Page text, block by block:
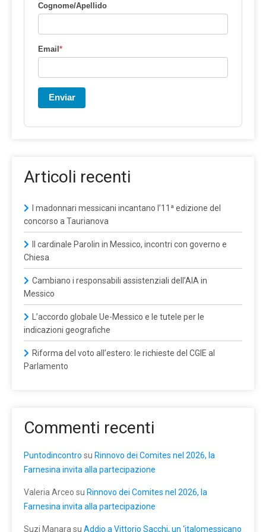
Cognome/Apellido
Email*
Enviar
Articoli recenti
I madonnari messicani incantano l’11ª edizione del
concorso a Taurianova
Il cardinale Parolin in Messico, incontri con governo e
Chiesa
Cambiano i responsabili assistenziali dell’AIA in
Messico
L’accordo globale Ue-Messico e le tutele per le
indicazioni geografiche
Riforma del voto all’estero: le richieste del CGIE al
Parlamento
Commenti recenti
Puntodincontro su Rinnovo dei Comites nel 2026, la
Farnesina invita alla partecipazione
Valeria Arceo su Rinnovo dei Comites nel 2026, la
Farnesina invita alla partecipazione
Suzi Manara su Addio a Vittorio Sacchi, un ‘italomessicano